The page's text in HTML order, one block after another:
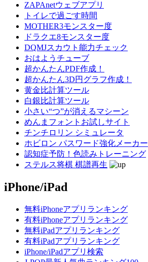
ZAPAnetウェブアプリ
トイレで過ごす時間
MOTHER3モンスター度
ドラクエ8モンスター度
DQMJスカウト能力チェック
おはようチューブ
超かんたんPDF作成！
超かんたん3D円グラフ作成！
黄金比計算ツール
白銀比計算ツール
小さい“つ”が消えるマシーン
めんまフォントお試しサイト
チンチロリン シミュレータ
ホビロン パスワード強化メーカー
認知症予防！色読みトレーニング
ステルス将棋 棋譜再生
iPhone/iPad
無料iPhoneアプリランキング
有料iPhoneアプリランキング
無料iPadアプリランキング
有料iPadアプリランキング
iPhone/iPadアプリ検索